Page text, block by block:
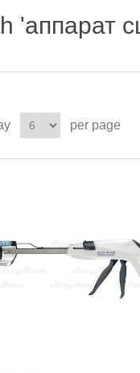
'аппарат
per page